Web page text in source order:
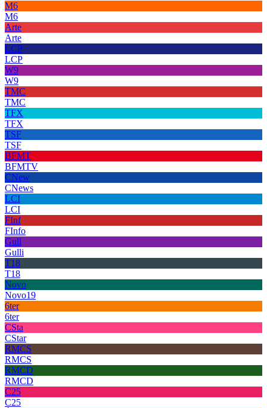
M6
M6
Arte
Arte
LCP
LCP
W9
W9
TMC
TMC
TFX
TFX
TSF
TSF
BFMT
BFMTV
CNew
CNews
LCI
LCI
FInf
FInfo
Gull
Gulli
T18
T18
Novo
Novo19
6ter
6ter
CSta
CStar
RMCS
RMCS
RMCD
RMCD
C25
C25